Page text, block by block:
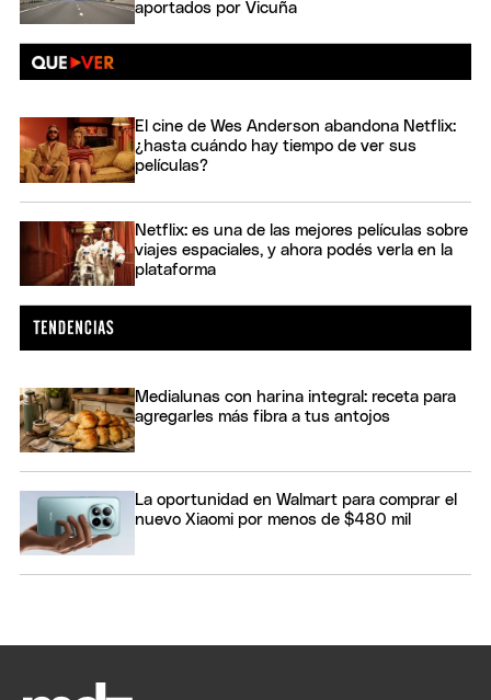
aportados por Vicuña
El cine de Wes Anderson abandona Netflix:
¿hasta cuándo hay tiempo de ver sus
películas?
Netflix: es una de las mejores películas sobre
viajes espaciales, y ahora podés verla en la
plataforma
Medialunas con harina integral: receta para
agregarles más fibra a tus antojos
La oportunidad en Walmart para comprar el
nuevo Xiaomi por menos de $480 mil